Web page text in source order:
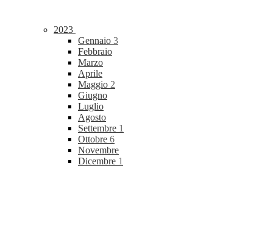
2023
Gennaio 3
Febbraio
Marzo
Aprile
Maggio 2
Giugno
Luglio
Agosto
Settembre 1
Ottobre 6
Novembre
Dicembre 1